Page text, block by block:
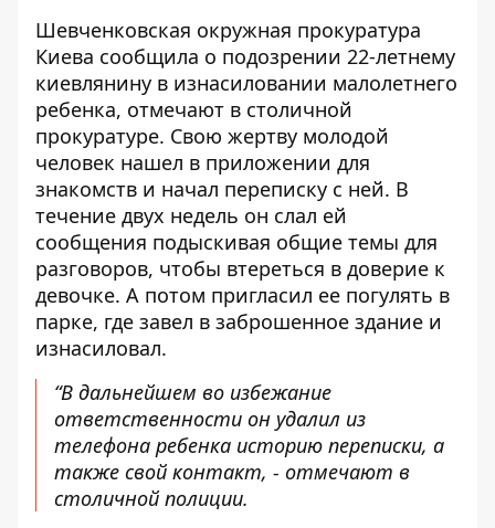
Шевченковская окружная прокуратура
Киева сообщила о подозрении 22-летнему
киевлянину в изнасиловании малолетнего
ребенка, отмечают в столичной
прокуратуре. Свою жертву молодой
человек нашел в приложении для
знакомств и начал переписку с ней. В
течение двух недель он слал ей
сообщения подыскивая общие темы для
разговоров, чтобы втереться в доверие к
девочке. А потом пригласил ее погулять в
парке, где завел в заброшенное здание и
изнасиловал.
“В дальнейшем во избежание
ответственности он удалил из
телефона ребенка историю переписки, а
также свой контакт, - отмечают в
столичной полиции.